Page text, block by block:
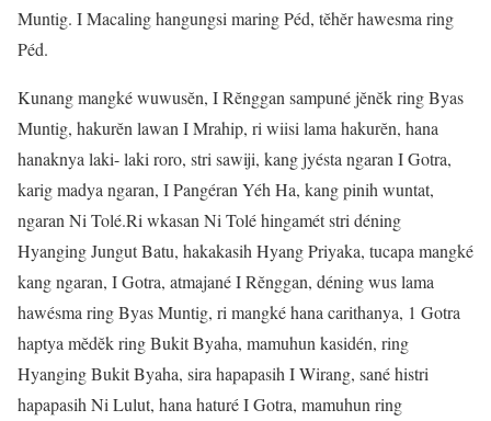
Muntig. I Macaling hangungsi maring Péd, tĕhĕr hawesma ring
Péd.
Kunang mangké wuwusĕn, I Rĕnggan sampuné jĕnĕk ring Byas
Muntig, hakurĕn lawan I Mrahip, ri wiisi lama hakurĕn, hana
hanaknya laki- laki roro, stri sawiji, kang jyésta ngaran I Gotra,
karig madya ngaran, I Pangéran Yéh Ha, kang pinih wuntat,
ngaran Ni Tolé.Ri wkasan Ni Tolé hingamét stri déning
Hyanging Jungut Batu, hakakasih Hyang Priyaka, tucapa mangké
kang ngaran, I Gotra, atmajané I Rĕnggan, déning wus lama
hawésma ring Byas Muntig, ri mangké hana carithanya, 1 Gotra
haptya mĕdĕk ring Bukit Byaha, mamuhun kasidén, ring
Hyanging Bukit Byaha, sira hapapasih I Wirang, sané histri
hapapasih Ni Lulut, hana haturé I Gotra, mamuhun ring